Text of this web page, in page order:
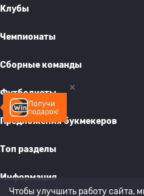
Получи
подарок!
Клубы
Чемпионаты
Сборные команды
Футболисты
Предложения букмекеров
Топ разделы
Информация
Чтобы улучшить работу сайта,